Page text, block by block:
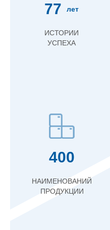
77 лет
ИСТОРИИ
УСПЕХА
400
НАИМЕНОВАНИЙ
ПРОДУКЦИИ